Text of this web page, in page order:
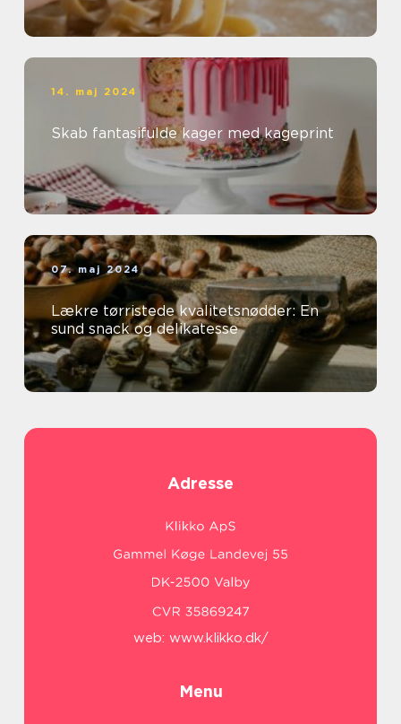
14. maj 2024
Skab fantasifulde kager med kageprint
07. maj 2024
Lækre tørristede kvalitetsnødder: En
sund snack og delikatesse
Adresse
web: www.klikko.dk/
Menu